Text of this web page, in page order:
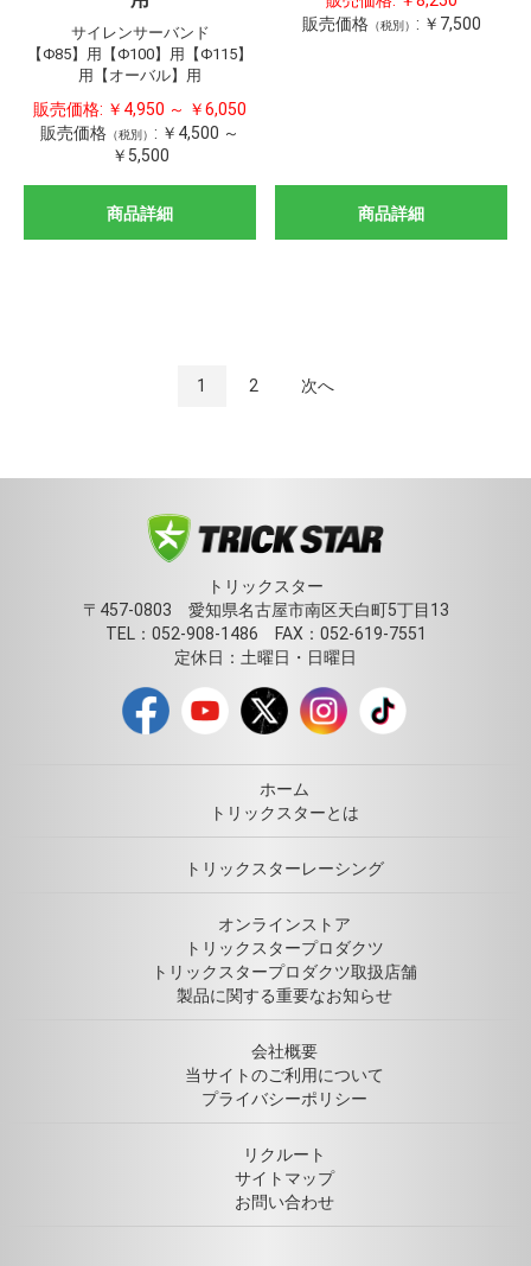
サイレンサーバンド
【Φ85】用【Φ100】用【Φ115】
用【オーバル】用
販売価格: ￥4,950 ～ ￥6,050
販売価格 （税別） : ￥4,500 ～
￥5,500
商品詳細
販売価格（税別） : ￥7,500
商品詳細
1 2 次へ
トリックスター
〒457-0803 愛知県名古屋市南区天白町5丁目13
TEL：052-908-1486 FAX：052-619-7551
定休日：土曜日・日曜日
ホーム
トリックスターとは
トリックスターレーシング
オンラインストア
トリックスタープロダクツ
トリックスタープロダクツ取扱店舗
製品に関する重要なお知らせ
会社概要
当サイトのご利用について
プライバシーポリシー
リクルート
サイトマップ
お問い合わせ